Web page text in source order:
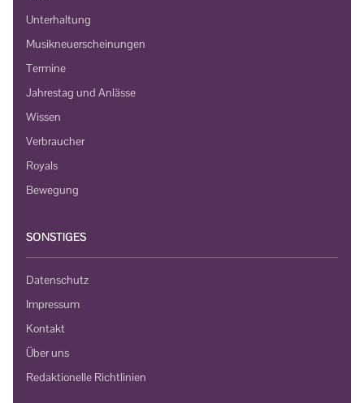
Unterhaltung
Musikneuerscheinungen
Termine
Jahrestag und Anlässe
Wissen
Verbraucher
Royals
Bewegung
SONSTIGES
Datenschutz
Impressum
Kontakt
Über uns
Redaktionelle Richtlinien